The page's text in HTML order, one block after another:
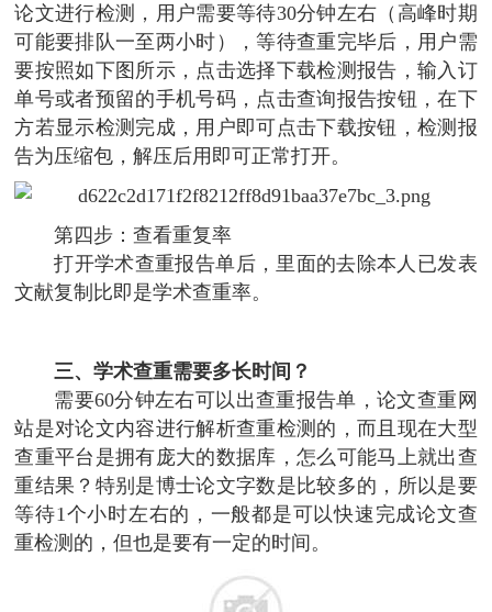
论文进行检测，用户需要等待30分钟左右（高峰时期
可能要排队一至两小时），等待查重完毕后，用户需
要按照如下图所示，点击选择下载检测报告，输入订
单号或者预留的手机号码，点击查询报告按钮，在下
方若显示检测完成，用户即可点击下载按钮，检测报
告为压缩包，解压后用即可正常打开。
第四步：查看重复率
打开学术查重报告单后，里面的去除本人已发表
文献复制比即是学术查重率。
三、学术查重需要多长时间？
需要60分钟左右可以出查重报告单，论文查重网
站是对论文内容进行解析查重检测的，而且现在大型
查重平台是拥有庞大的数据库，怎么可能马上就出查
重结果？特别是博士论文字数是比较多的，所以是要
等待1个小时左右的，一般都是可以快速完成论文查
重检测的，但也是要有一定的时间。